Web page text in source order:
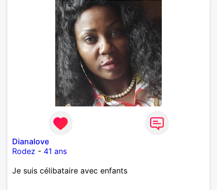
Dianalove
Rodez - 41 ans
Je suis célibataire avec enfants